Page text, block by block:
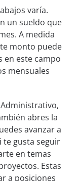
varía.
un sueldo que
A medida
monto puede
en este campo
mensuales
abres la
avanzar a
te gusta seguir
en temas
Estas
a posiciones